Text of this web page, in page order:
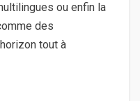
ou enfin la
des
tout à